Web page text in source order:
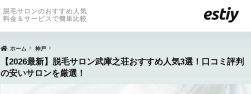
脱毛サロンのおすすめ人気
料金＆サービスで簡単比較
ホーム 神戸
【2026最新】脱毛サロン武庫之荘おすすめ人気3選！口コミ評判
の安いサロンを厳選！